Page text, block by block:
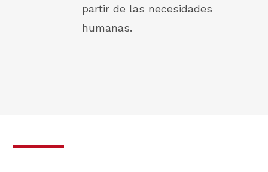
partir de las necesidades
humanas.